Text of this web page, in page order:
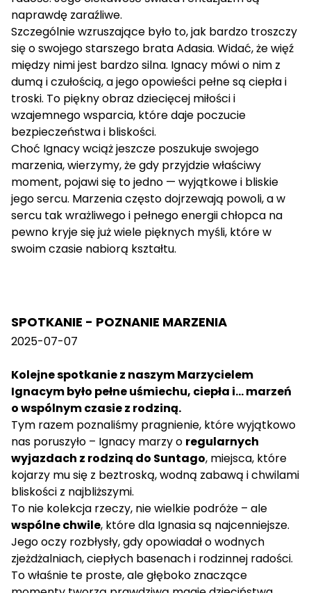
naprawdę zaraźliwe.
Szczególnie wzruszające było to, jak bardzo troszczy
się o swojego starszego brata Adasia. Widać, że więź
między nimi jest bardzo silna. Ignacy mówi o nim z
dumą i czułością, a jego opowieści pełne są ciepła i
troski. To piękny obraz dziecięcej miłości i
wzajemnego wsparcia, które daje poczucie
bezpieczeństwa i bliskości.
Choć Ignacy wciąż jeszcze poszukuje swojego
marzenia, wierzymy, że gdy przyjdzie właściwy
moment, pojawi się to jedno — wyjątkowe i bliskie
jego sercu. Marzenia często dojrzewają powoli, a w
sercu tak wrażliwego i pełnego energii chłopca na
pewno kryje się już wiele pięknych myśli, które w
swoim czasie nabiorą kształtu.
SPOTKANIE - POZNANIE MARZENIA
2025-07-07
Kolejne spotkanie z naszym Marzycielem
Ignacym było pełne uśmiechu, ciepła i… marzeń
o wspólnym czasie z rodziną.
Tym razem poznaliśmy pragnienie, które wyjątkowo
nas poruszyło – Ignacy marzy o regularnych
wyjazdach z rodziną do Suntago, miejsca, które
kojarzy mu się z beztroską, wodną zabawą i chwilami
bliskości z najbliższymi.
To nie kolekcja rzeczy, nie wielkie podróże – ale
wspólne chwile, które dla Ignasia są najcenniejsze.
Jego oczy rozbłysły, gdy opowiadał o wodnych
zjeżdżalniach, ciepłych basenach i rodzinnej radości.
To właśnie te proste, ale głęboko znaczące